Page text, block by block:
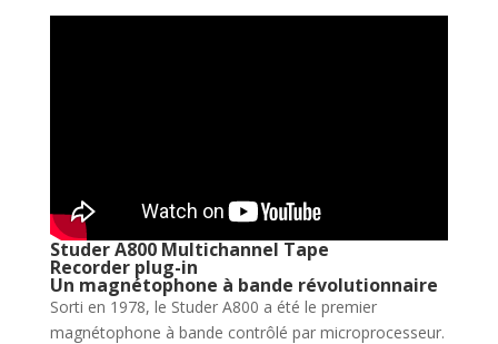
Studer A800 Multichannel Tape
Recorder plug-in
Un magnétophone à bande révolutionnaire
Sorti en 1978, le Studer A800 a été le premier
magnétophone à bande contrôlé par microprocesseur.